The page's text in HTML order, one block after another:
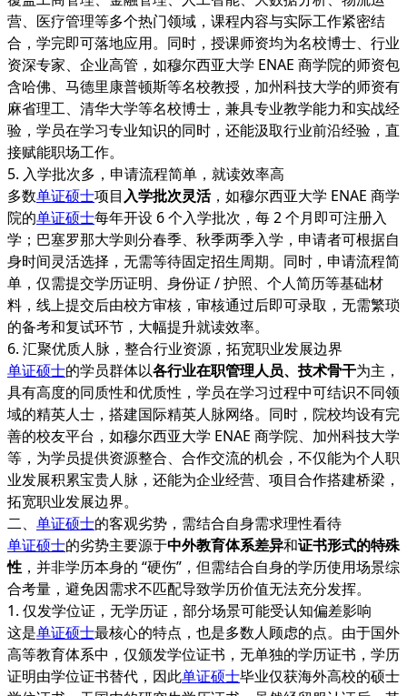
营、医疗管理等多个热门领域，课程内容与实际工作紧密结
合，学完即可落地应用。同时，授课师资均为名校博士、行业
资深专家、企业高管，如穆尔西亚大学 ENAE 商学院的师资包
含哈佛、马德里康普顿斯等名校教授，加州科技大学的师资有
麻省理工、清华大学等名校博士，兼具专业教学能力和实战经
验，学员在学习专业知识的同时，还能汲取行业前沿经验，直
接赋能职场工作。
5. 入学批次多，申请流程简单，就读效率高
多数单证硕士项目入学批次灵活，如穆尔西亚大学 ENAE 商学
院的单证硕士每年开设 6 个入学批次，每 2 个月即可注册入
学；巴塞罗那大学则分春季、秋季两季入学，申请者可根据自
身时间灵活选择，无需等待固定招生周期。同时，申请流程简
单，仅需提交学历证明、身份证 / 护照、个人简历等基础材
料，线上提交后由校方审核，审核通过后即可录取，无需繁琐
的备考和复试环节，大幅提升就读效率。
6. 汇聚优质人脉，整合行业资源，拓宽职业发展边界
单证硕士的学员群体以各行业在职管理人员、技术骨干为主，
具有高度的同质性和优质性，学员在学习过程中可结识不同领
域的精英人士，搭建国际精英人脉网络。同时，院校均设有完
善的校友平台，如穆尔西亚大学 ENAE 商学院、加州科技大学
等，为学员提供资源整合、合作交流的机会，不仅能为个人职
业发展积累宝贵人脉，还能为企业经营、项目合作搭建桥梁，
拓宽职业发展边界。
二、 单证硕士的客观劣势，需结合自身需求理性看待
单证硕士的劣势主要源于中外教育体系差异和证书形式的特殊
性 ，并非学历本身的 “硬伤”，但需结合自身的学历使用场景综
合考量，避免因需求不匹配导致学历价值无法充分发挥。
1. 仅发学位证，无学历证，部分场景可能受认知偏差影响
这是单证硕士最核心的特点，也是多数人顾虑的点。由于国外
高等教育体系中，仅颁发学位证书，无单独的学历证书，学历
证明由学位证书替代，因此单证硕士毕业仅获海外高校的硕士